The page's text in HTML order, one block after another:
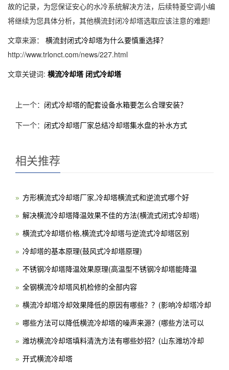
故的记录，为您保证安心的水冷系统解决方法，后续特菱空调小编
将继续为您具体分析，其他横流封闭冷却塔选取应该注意的难题!
文章来源：
横流封闭式冷却塔为什么要慎重选择？
http://www.trlonct.com/news/227.html
文章关键词: 横流冷却塔 闭式冷却塔
上一个： 闭式冷却塔的配套设备水箱要怎么合理安装？
下一个： 闭式冷却塔厂家总结冷却塔集水盘的补水方式
相关推荐
方形横流式冷却塔厂家,冷却塔横流式和逆流式哪个好
解决横流冷却塔降温效果不佳的方法(横流式闭式冷却塔)
横流式冷却塔价格,横流式冷却塔与逆流式冷却塔区别
冷却塔的基本原理(鼓风式冷却塔原理)
不锈钢冷却塔降温效果原理(高温型不锈钢冷却塔能降温
全钢横流冷却塔风机检修的全部内容
横流冷却塔冷却效果降低的原因有哪些？？(影响冷却塔冷却
哪些方法可以降低横流冷却塔的噪声来源？(哪些方法可以
潍坊横流冷却塔填料清洗方法有哪些妙招？(山东潍坊冷却
开式横流冷却塔